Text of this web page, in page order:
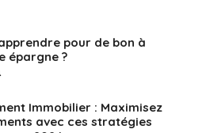
pour de bon à
épargne ?
Immobilier : Maximisez
avec ces stratégies